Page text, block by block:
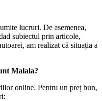
lucruri. De asemenea,
subiectul prin articole,
am realizat că situația a
Malala?
online. Pentru un preț bun,